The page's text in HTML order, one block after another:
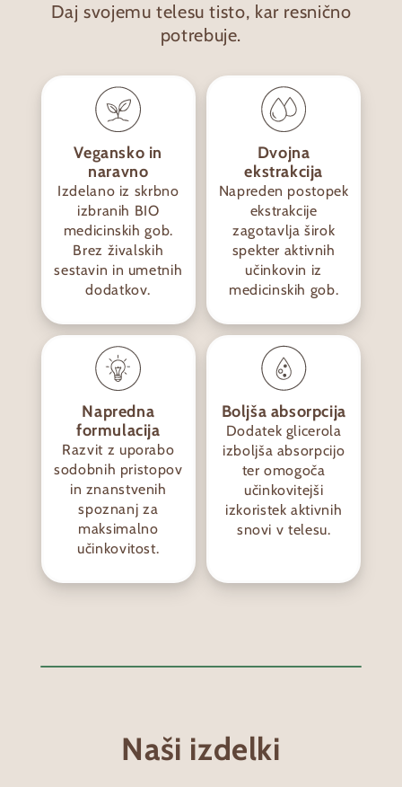
Daj svojemu telesu tisto, kar resnično
potrebuje.
Vegansko in
naravno
Izdelano iz skrbno
izbranih BIO
medicinskih gob.
Brez živalskih
sestavin in umetnih
dodatkov.
Dvojna
ekstrakcija
Napreden postopek
ekstrakcije
zagotavlja širok
spekter aktivnih
učinkovin iz
medicinskih gob.
Napredna
formulacija
Razvit z uporabo
sodobnih pristopov
in znanstvenih
spoznanj za
maksimalno
učinkovitost.
Boljša absorpcija
Dodatek glicerola
izboljša absorpcijo
ter omogoča
učinkovitejši
izkoristek aktivnih
snovi v telesu.
Naši izdelki